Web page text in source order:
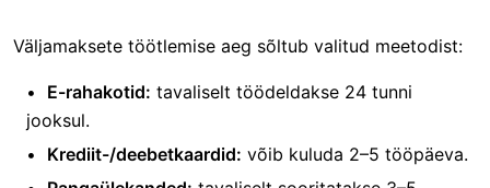
Väljamaksete töötlemise aeg sõltub valitud meetodist:
E-rahakotid: tavaliselt töödeldakse 24 tunni
jooksul.
Krediit-/deebetkaardid: võib kuluda 2–5 tööpäeva.